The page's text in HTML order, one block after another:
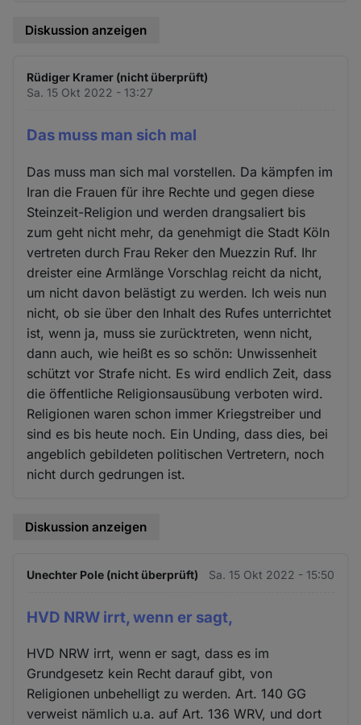
Diskussion anzeigen
Rüdiger Kramer (nicht überprüft)
Sa. 15 Okt 2022 - 13:27
Das muss man sich mal
Das muss man sich mal vorstellen. Da kämpfen im
Iran die Frauen für ihre Rechte und gegen diese
Steinzeit-Religion und werden drangsaliert bis
zum geht nicht mehr, da genehmigt die Stadt Köln
vertreten durch Frau Reker den Muezzin Ruf. Ihr
dreister eine Armlänge Vorschlag reicht da nicht,
um nicht davon belästigt zu werden. Ich weis nun
nicht, ob sie über den Inhalt des Rufes unterrichtet
ist, wenn ja, muss sie zurücktreten, wenn nicht,
dann auch, wie heißt es so schön: Unwissenheit
schützt vor Strafe nicht. Es wird endlich Zeit, dass
die öffentliche Religionsausübung verboten wird.
Religionen waren schon immer Kriegstreiber und
sind es bis heute noch. Ein Unding, dass dies, bei
angeblich gebildeten politischen Vertretern, noch
nicht durch gedrungen ist.
Diskussion anzeigen
Unechter Pole (nicht überprüft) Sa. 15 Okt 2022 - 15:50
HVD NRW irrt, wenn er sagt,
HVD NRW irrt, wenn er sagt, dass es im
Grundgesetz kein Recht darauf gibt, von
Religionen unbehelligt zu werden. Art. 140 GG
verweist nämlich u.a. auf Art. 136 WRV, und dort